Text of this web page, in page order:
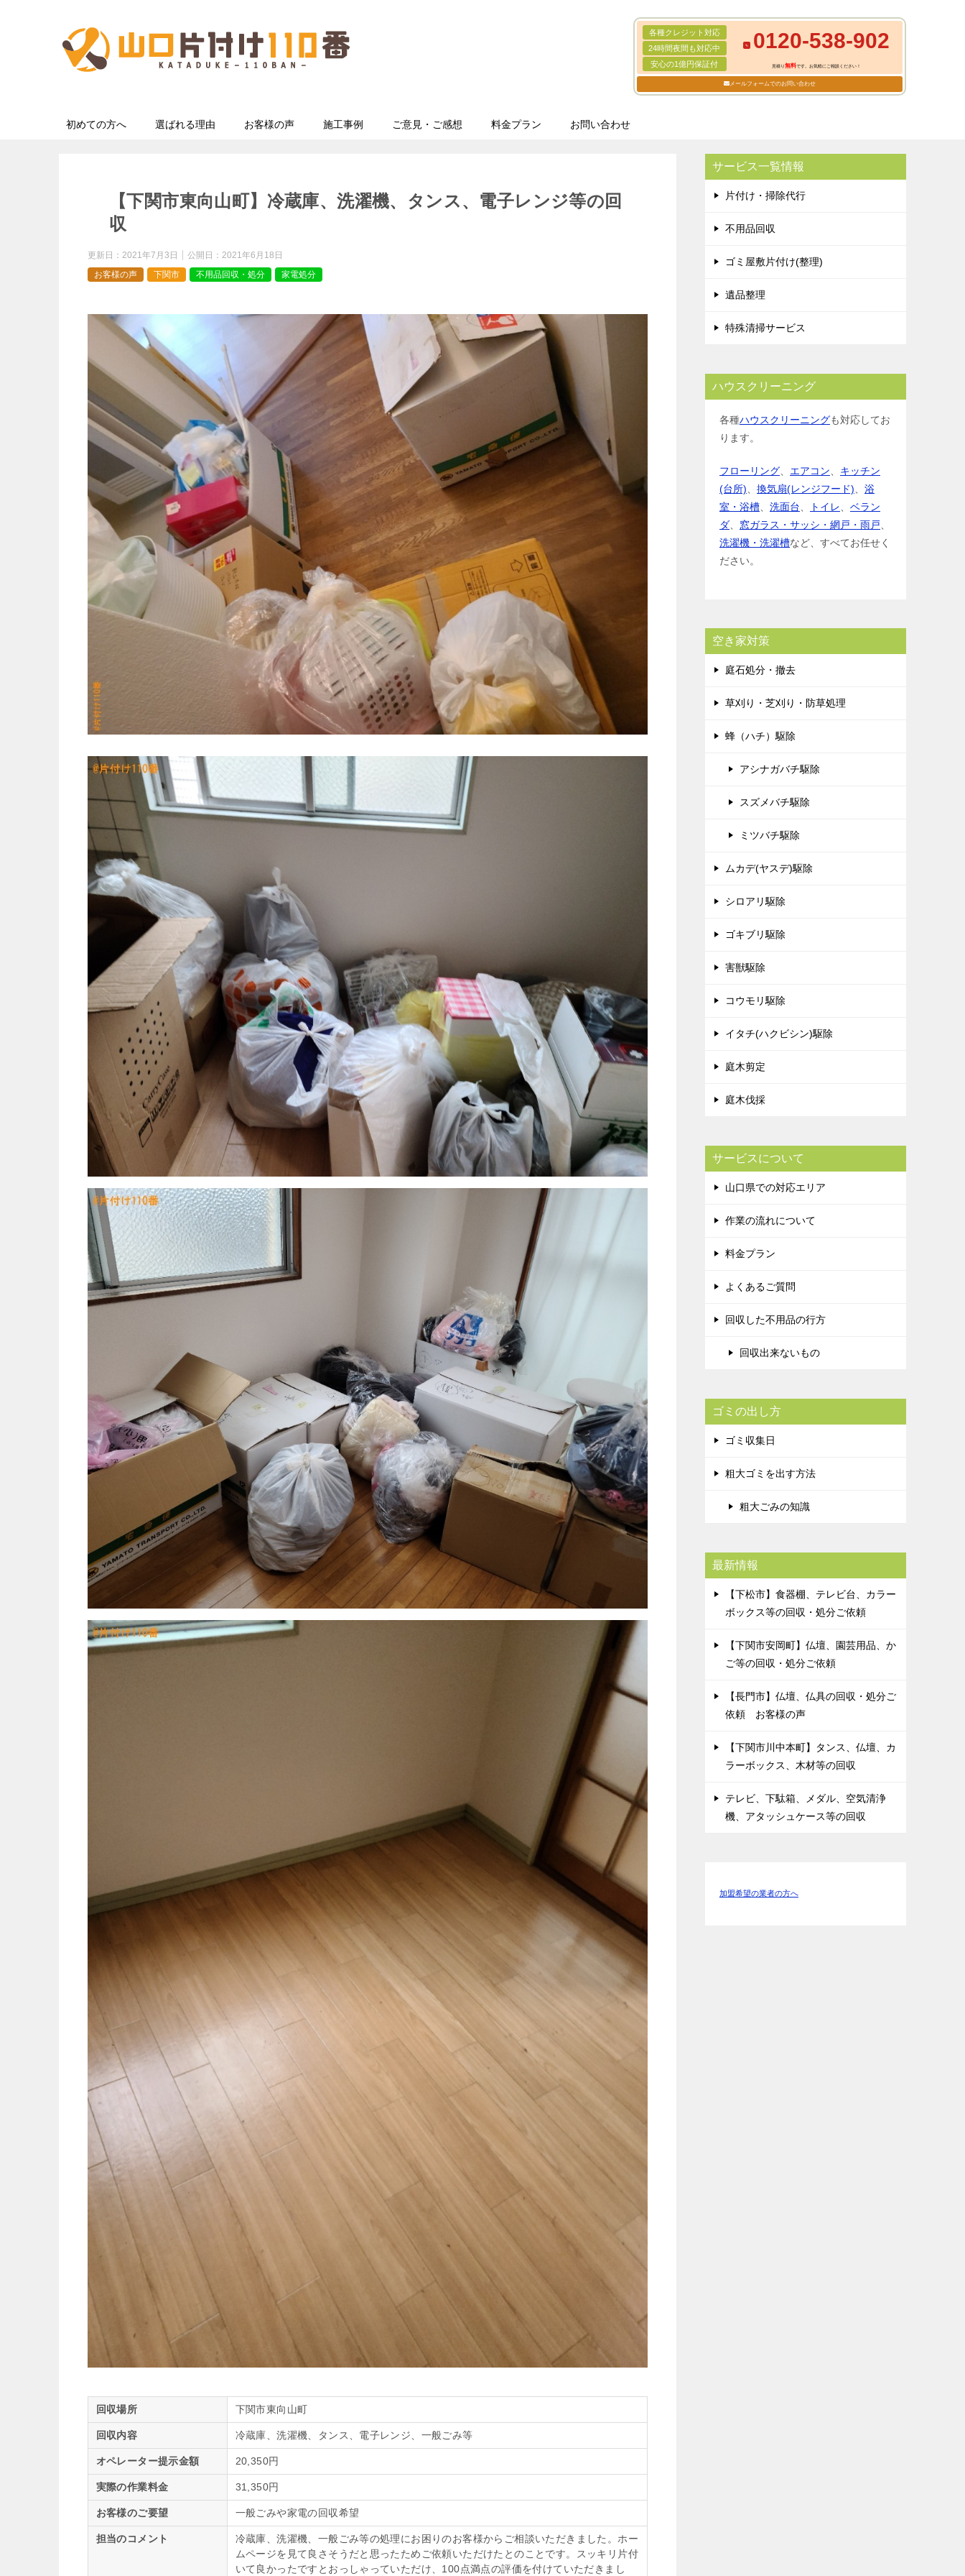
各種クレジット対応
24時間夜間も対応中
安心の1億円保証付
0120-538-902
見積り無料です。お気軽にご相談ください！
メールフォームでのお問い合わせ
初めての方へ 選ばれる理由 お客様の声 施工事例 ご意見・ご感想 料金プラン お問い合わせ
【下関市東向山町】冷蔵庫、洗濯機、タンス、電子レンジ等の回
収
更新日： 2021年7月3日 公開日： 2021年6月18日
お客様の声
下関市 不用品回収・処分 家電処分
回収場所 下関市東向山町
回収内容 冷蔵庫、洗濯機、タンス、電子レンジ、一般ごみ等
オペレーター提示金額 20,350円
実際の作業料金 31,350円
お客様のご要望 一般ごみや家電の回収希望
担当のコメント
冷蔵庫、洗濯機、一般ごみ等の処理にお困りのお客様からご相談いただきました。ホー
ムページを見て良さそうだと思ったためご依頼いただけたとのことです。スッキリ片付
いて良かったですとおっしゃっていただけ、100点満点の評価を付けていただきまし
サービス一覧情報
片付け・掃除代行
不用品回収
ゴミ屋敷片付け(整理)
遺品整理
特殊清掃サービス
ハウスクリーニング
各種ハウスクリーニングも対応してお
ります。
フローリング エアコン
キッチン
(台所)
換気扇(レンジフード)
浴
室・浴槽
洗面台 トイレ
ベラン
ダ
窓ガラス・サッシ・網戸・雨戸
洗濯機・洗濯槽など、すべてお任せく
ださい。
空き家対策
庭石処分・撤去
草刈り・芝刈り・防草処理
蜂（ハチ）駆除
アシナガバチ駆除
スズメバチ駆除
ミツバチ駆除
ムカデ(ヤスデ)駆除
シロアリ駆除
ゴキブリ駆除
害獣駆除
コウモリ駆除
イタチ(ハクビシン)駆除
庭木剪定
庭木伐採
サービスについて
山口県での対応エリア
作業の流れについて
料金プラン
よくあるご質問
回収した不用品の行方
回収出来ないもの
ゴミの出し方
ゴミ収集日
粗大ゴミを出す方法
粗大ごみの知識
最新情報
【下松市】食器棚、テレビ台、カラー
ボックス等の回収・処分ご依頼
【下関市安岡町】仏壇、園芸用品、か
ご等の回収・処分ご依頼
【長門市】仏壇、仏具の回収・処分ご
依頼 お客様の声
【下関市川中本町】タンス、仏壇、カ
ラーボックス、木材等の回収
テレビ、下駄箱、メダル、空気清浄
機、アタッシュケース等の回収
加盟希望の業者の方へ